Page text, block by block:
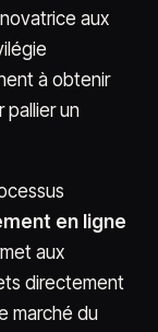
aux
à obtenir
pallier un
en ligne
aux
directement
marché du